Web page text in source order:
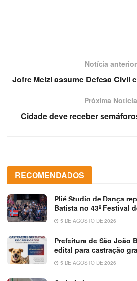
Notícia anterior
Jofre Melzi assume Defesa Civil
Próxima Notícia
Cidade deve receber
RECOMENDADOS
Plié Studio de Dança
Batista no 43º Festival
5 DE AGOSTO DE 2026
Prefeitura de São João
edital para castração
5 DE AGOSTO DE 2026